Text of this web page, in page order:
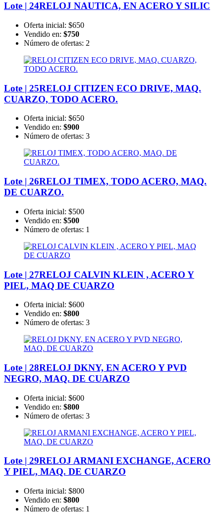
Lote | 24RELOJ NAUTICA, EN ACERO Y SILIC
Oferta inicial: $650
Vendido en: $750
Número de ofertas: 2
Lote | 25RELOJ CITIZEN ECO DRIVE, MAQ.
CUARZO, TODO ACERO.
Oferta inicial: $650
Vendido en: $900
Número de ofertas: 3
Lote | 26RELOJ TIMEX, TODO ACERO, MAQ.
DE CUARZO.
Oferta inicial: $500
Vendido en: $500
Número de ofertas: 1
Lote | 27RELOJ CALVIN KLEIN , ACERO Y
PIEL, MAQ DE CUARZO
Oferta inicial: $600
Vendido en: $800
Número de ofertas: 3
Lote | 28RELOJ DKNY, EN ACERO Y PVD
NEGRO, MAQ. DE CUARZO
Oferta inicial: $600
Vendido en: $800
Número de ofertas: 3
Lote | 29RELOJ ARMANI EXCHANGE, ACERO
Y PIEL, MAQ. DE CUARZO
Oferta inicial: $800
Vendido en: $800
Número de ofertas: 1